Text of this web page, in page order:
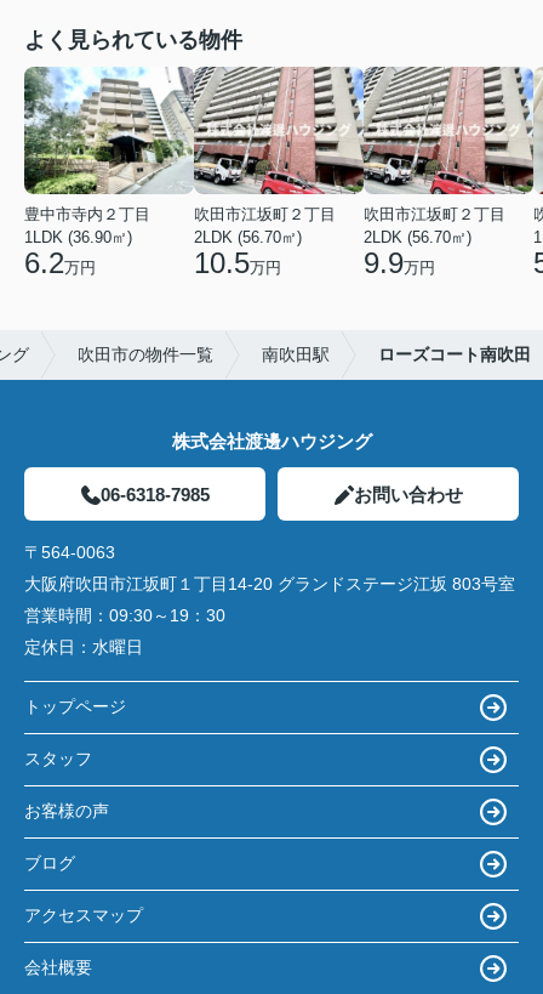
よく見られている物件
豊中市寺内２丁目
1LDK (36.90㎡)
6.2万円
吹田市江坂町２丁目
2LDK (56.70㎡)
10.5万円
吹田市江坂町２丁目
2LDK (56.70㎡)
9.9万円
グ 吹田市の物件一覧 南吹田駅 ローズコート南吹田
株式会社渡邊ハウジング
06-6318-7985 お問い合わせ
〒564-0063
大阪府吹田市江坂町１丁目14‐20 グランドステージ江坂 803号室
営業時間： 09:30～19：30
定休日： 水曜日
トップページ
スタッフ
お客様の声
ブログ
アクセスマップ
会社概要